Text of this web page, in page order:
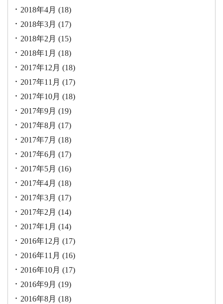
2018年4月 (18)
2018年3月 (17)
2018年2月 (15)
2018年1月 (18)
2017年12月 (18)
2017年11月 (17)
2017年10月 (18)
2017年9月 (19)
2017年8月 (17)
2017年7月 (18)
2017年6月 (17)
2017年5月 (16)
2017年4月 (18)
2017年3月 (17)
2017年2月 (14)
2017年1月 (14)
2016年12月 (17)
2016年11月 (16)
2016年10月 (17)
2016年9月 (19)
2016年8月 (18)